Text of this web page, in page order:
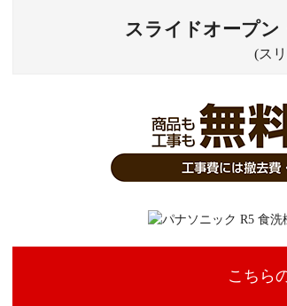
スライドオープン
(ス
こちら